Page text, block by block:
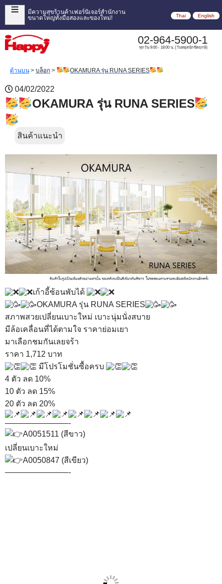
มีความสุขร้านค้าเฟอร์นิเจอร์สำนักงาน
ขนาดใหญ่ทั้งมือสองและของใหม่!
Thai English
02-964-5900-1
ทุกวัน 9:00 - 18:00 น. (วันหยุดนักขัตฤกษ์)
ด้านบน > บล็อก > OKAMURA รุ่น RUNA SERIES
04/02/2022
OKAMURA รุ่น RUNA SERIES
สินค้าแนะนำ
เก้าอี้ซ้อนพับได้
OKAMURA รุ่น RUNA SERIES
สภาพสวยเปลี่ยนเบาะใหม่ เบาะนุ่มนั่งสบาย
มีล้อเคลื่อนที่ได้ตามใจ ราคาย่อมเยา
มาเลือกชมกันเลยจร้า
ราคา 1,712 บาท
มีโปรโมชั่นซื้อครบ
4 ตัว ลด 10%
10 ตัว ลด 15%
20 ตัว ลด 20%
————————-
A0051511 (สีขาว)
เปลี่ยนเบาะใหม่
A0050847 (สีเขียว)
————————-